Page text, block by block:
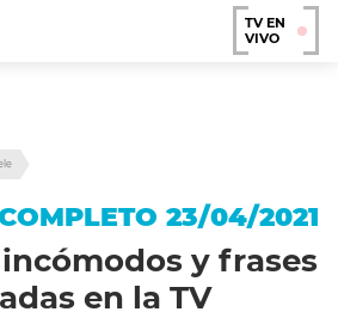
TV EN
VIVO
23/04/2021
y frases
en la TV